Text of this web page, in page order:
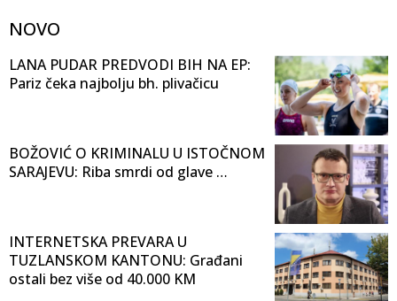
NOVO
LANA PUDAR PREDVODI BIH NA EP:
Pariz čeka najbolju bh. plivačicu
BOŽOVIĆ O KRIMINALU U ISTOČNOM
SARAJEVU: Riba smrdi od glave …
INTERNETSKA PREVARA U
TUZLANSKOM KANTONU: Građani
ostali bez više od 40.000 KM